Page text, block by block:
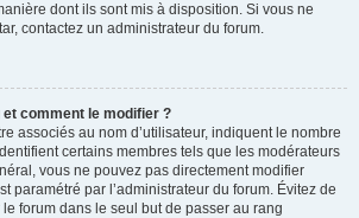
dont ils sont mis à disposition. Si vous ne
contactez un administrateur du forum.
et comment le modifier ?
associés au nom d’utilisateur, indiquent le nombre
certains membres tels que les modérateurs
vous ne pouvez pas directement modifier
paramétré par l’administrateur du forum. Évitez de
forum dans le seul but de passer au rang